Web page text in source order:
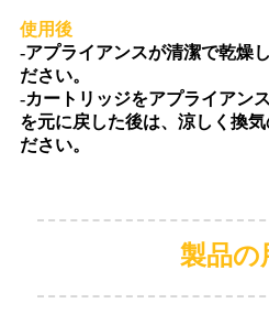
使用後
-アプライアンスが清潔で乾燥
ださい。
-カートリッジをアプライアン
を元に戻した後は、涼しく換
ださい。
製品の